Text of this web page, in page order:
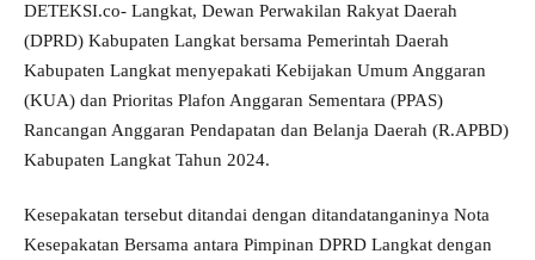
DETEKSI.co- Langkat, Dewan Perwakilan Rakyat Daerah
(DPRD) Kabupaten Langkat bersama Pemerintah Daerah
Kabupaten Langkat menyepakati Kebijakan Umum Anggaran
(KUA) dan Prioritas Plafon Anggaran Sementara (PPAS)
Rancangan Anggaran Pendapatan dan Belanja Daerah (R.APBD)
Kabupaten Langkat Tahun 2024.
Kesepakatan tersebut ditandai dengan ditandatanganinya Nota
Kesepakatan Bersama antara Pimpinan DPRD Langkat dengan